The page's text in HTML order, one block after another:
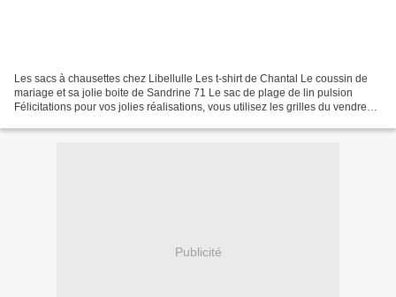
Les sacs à chausettes chez Libellulle Les t-shirt de Chantal Le coussin de
mariage et sa jolie boite de Sandrine 71 Le sac de plage de lin pulsion
Félicitations pour vos jolies réalisations, vous utilisez les grilles du vendredi
Publicité